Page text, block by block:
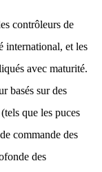
contrôleurs de
international, et les
avec maturité.
basés sur des
que les puces
commande des
des